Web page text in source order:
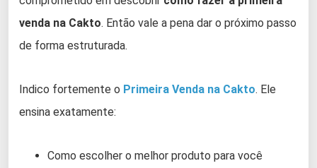
venda na Cakto. Então vale a pena dar o próximo passo
de forma estruturada.
Indico fortemente o Primeira Venda na Cakto. Ele
ensina exatamente:
Como escolher o melhor produto para você